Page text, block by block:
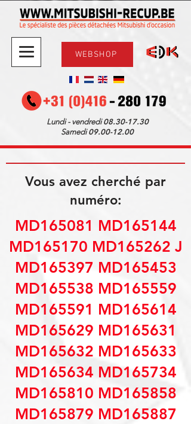
WEBSHOP
Lundi - vendredi08.30-17.30
Samedi09.00-12.00
Vous avez cherché par
numéro:
MD165081 MD165144
MD165170 MD165262 J
MD165397 MD165453
MD165538 MD165559
MD165591 MD165614
MD165629 MD165631
MD165632 MD165633
MD165634 MD165734
MD165810 MD165858
MD165879 MD165887